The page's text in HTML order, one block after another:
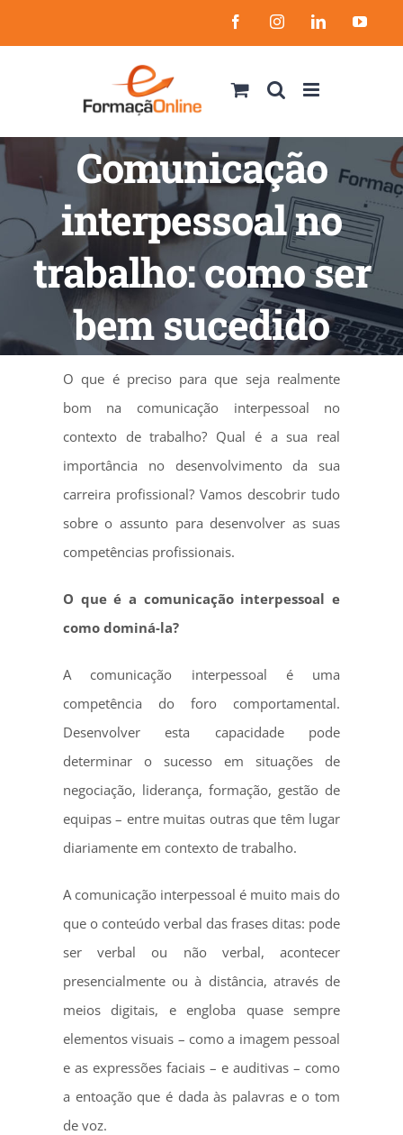
to
FacebookInstagramLinkedIn
Comunicação
interpessoal no
trabalho: como ser
bem sucedido
O que é preciso para que seja realmente
bom na comunicação interpessoal no
contexto de trabalho? Qual é a sua real
importância no desenvolvimento da sua
carreira profissional? Vamos descobrir tudo
sobre o assunto para desenvolver as suas
competências profissionais.
O que é a comunicação interpessoal e
como dominá-la?
A comunicação interpessoal é uma
competência do foro comportamental.
Desenvolver esta capacidade pode
determinar o sucesso em situações de
negociação, liderança, formação, gestão de
equipas – entre muitas outras que têm lugar
diariamente em contexto de trabalho.
A comunicação interpessoal é muito mais do
que o conteúdo verbal das frases ditas: pode
ser verbal ou não verbal, acontecer
presencialmente ou à distância, através de
meios digitais, e engloba quase sempre
elementos visuais – como a imagem pessoal
e as expressões faciais – e auditivas – como
a entoação que é dada às palavras e o tom
de voz.